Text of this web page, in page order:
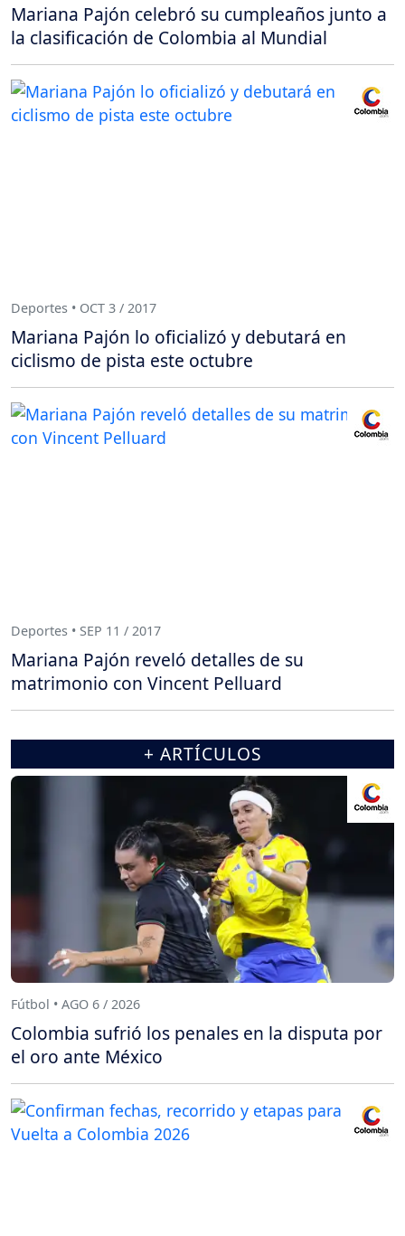
Mariana Pajón celebró su cumpleaños junto a
la clasificación de Colombia al Mundial
Deportes • OCT 3 / 2017
Mariana Pajón lo oficializó y debutará en
ciclismo de pista este octubre
Deportes • SEP 11 / 2017
Mariana Pajón reveló detalles de su
matrimonio con Vincent Pelluard
+ ARTÍCULOS
Fútbol • AGO 6 / 2026
Colombia sufrió los penales en la disputa por
el oro ante México